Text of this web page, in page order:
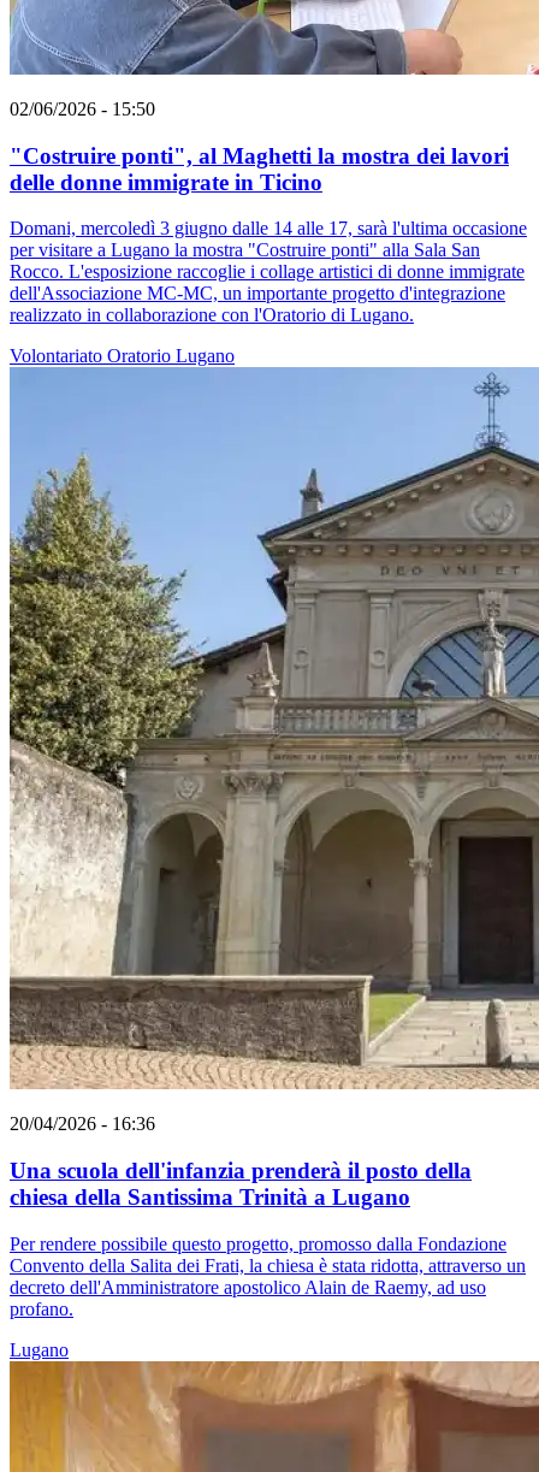
02/06/2026 - 15:50
"Costruire ponti", al Maghetti la mostra dei lavori
delle donne immigrate in Ticino
Domani, mercoledì 3 giugno dalle 14 alle 17, sarà l'ultima occasione
per visitare a Lugano la mostra "Costruire ponti" alla Sala San
Rocco. L'esposizione raccoglie i collage artistici di donne immigrate
dell'Associazione MC-MC, un importante progetto d'integrazione
realizzato in collaborazione con l'Oratorio di Lugano.
Volontariato Oratorio Lugano
20/04/2026 - 16:36
Una scuola dell'infanzia prenderà il posto della
chiesa della Santissima Trinità a Lugano
Per rendere possibile questo progetto, promosso dalla Fondazione
Convento della Salita dei Frati, la chiesa è stata ridotta, attraverso un
decreto dell'Amministratore apostolico Alain de Raemy, ad uso
profano.
Lugano